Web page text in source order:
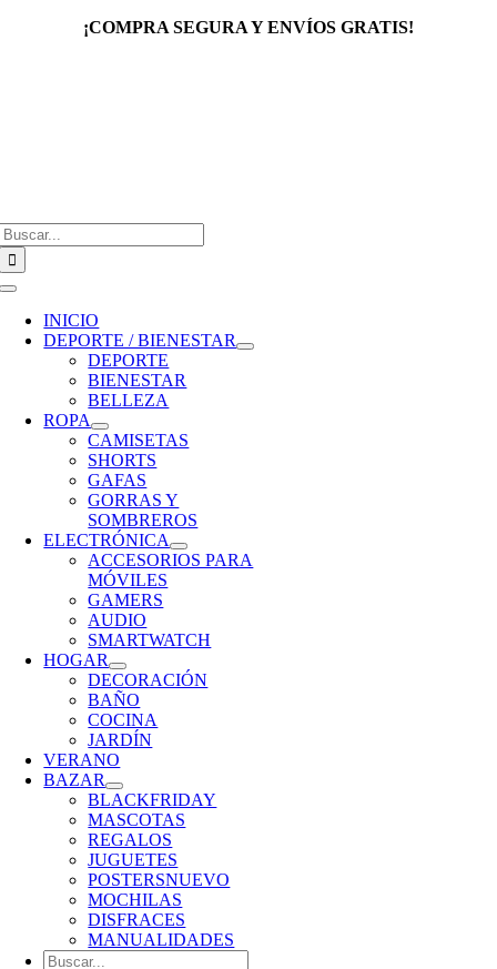
¡COMPRA SEGURA Y ENVÍOS GRATIS!
Toggle
Navigation
INICIO
DEPORTE / BIENESTAR
DEPORTE
BIENESTAR
BELLEZA
ROPA
CAMISETAS
SHORTS
GAFAS
GORRAS Y
SOMBREROS
ELECTRÓNICA
ACCESORIOS PARA
MÓVILES
GAMERS
AUDIO
SMARTWATCH
HOGAR
DECORACIÓN
BAÑO
COCINA
JARDÍN
VERANO
BAZAR
BLACKFRIDAY
MASCOTAS
REGALOS
JUGUETES
POSTERSNUEVO
MOCHILAS
DISFRACES
MANUALIDADES
Buscar: